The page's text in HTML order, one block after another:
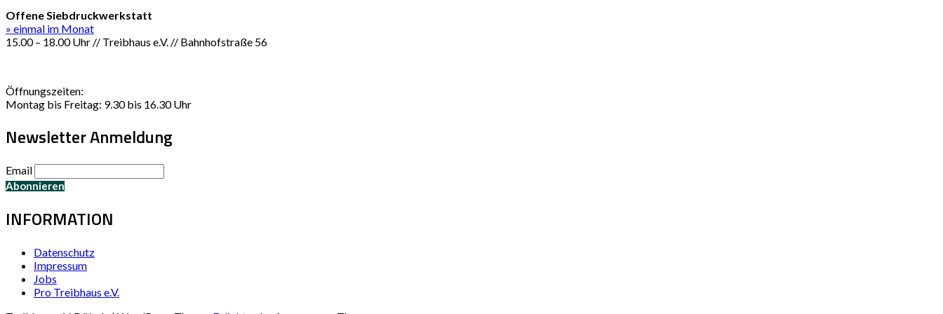
Offene Siebdruckwerkstatt
» einmal im Monat
15.00 – 18.00 Uhr // Treibhaus e.V. // Bahnhofstraße 56
Öffnungszeiten:
Montag bis Freitag: 9.30 bis 16.30 Uhr
Newsletter Anmeldung
Email
INFORMATION
Datenschutz
Impressum
Jobs
Pro Treibhaus e.V.